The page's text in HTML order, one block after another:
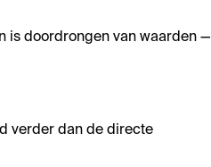
is doordrongen van waarden —
verder dan de directe